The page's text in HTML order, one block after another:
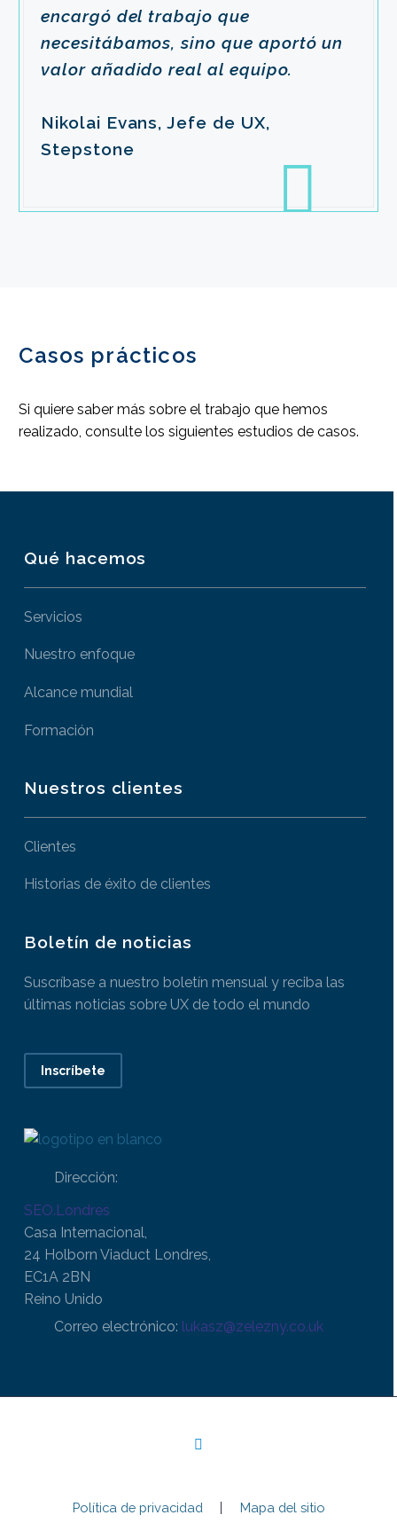
encargó del trabajo que
necesitábamos, sino que aportó un
valor añadido real al equipo.
Nikolai Evans, Jefe de UX,
Stepstone

Casos prácticos
Si quiere saber más sobre el trabajo que hemos
realizado, consulte los siguientes estudios de casos.
Qué hacemos
Servicios
Nuestro enfoque
Alcance mundial
Formación
Nuestros clientes
Clientes
Historias de éxito de clientes
Boletín de noticias
Suscríbase a nuestro boletín mensual y reciba las
últimas noticias sobre UX de todo el mundo
Inscríbete
Dirección:
SEO.Londres
Casa Internacional,
24 Holborn Viaduct Londres,
EC1A 2BN
Reino Unido
Correo electrónico: lukasz@zelezny.co.uk
Política de privacidad
Mapa del sitio